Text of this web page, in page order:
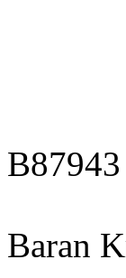
B87943
Baran